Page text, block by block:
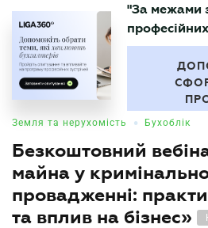
БУХГАЛТЕР
"За межами
Земля та нерухомість • Бухоблік
Безкоштовний
майна у
провадженні:
та вплив на бізнес»